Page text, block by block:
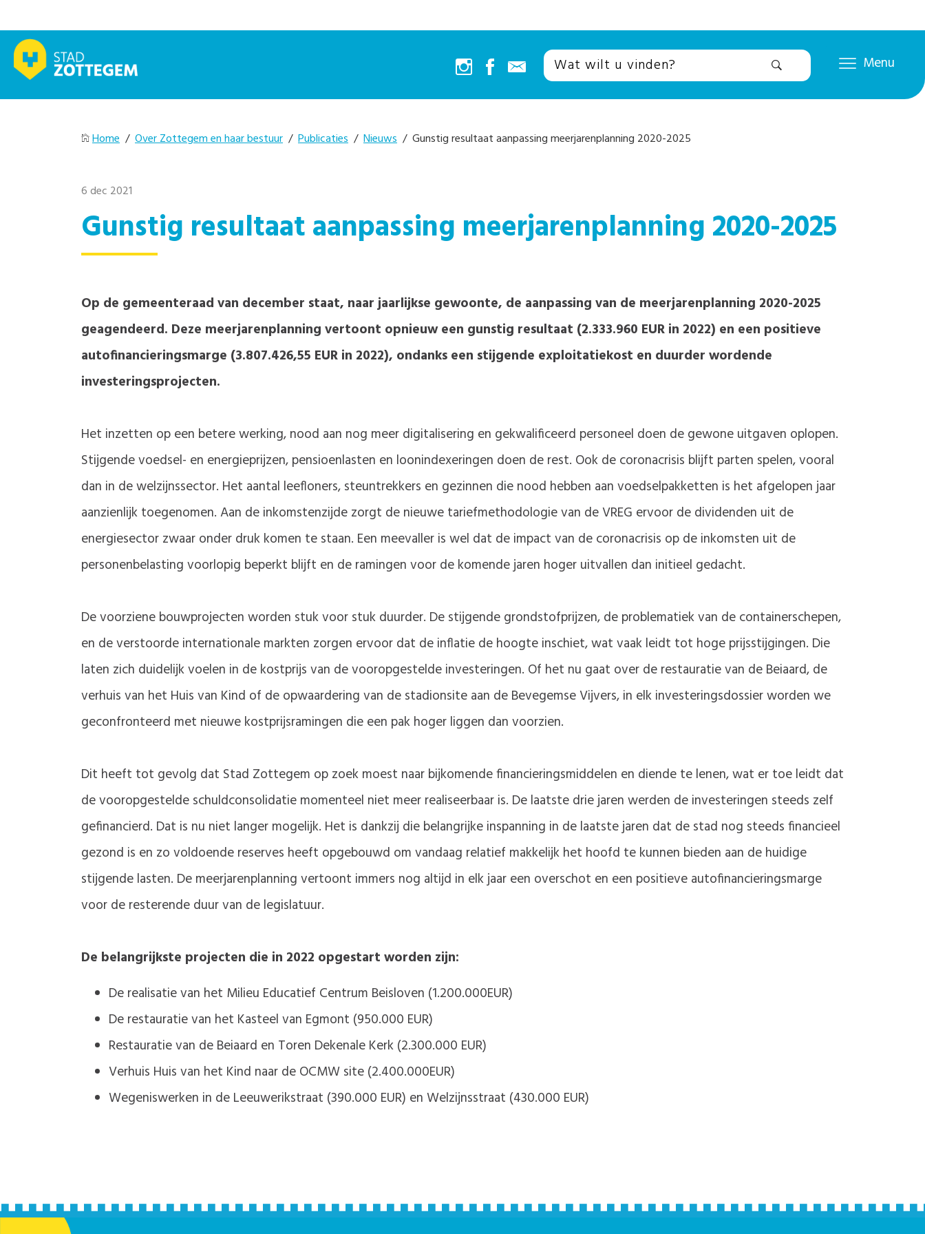
Menu
Home / Over Zottegem en haar bestuur / Publicaties / Nieuws / Gunstig resultaat aanpassing meerjarenplanning 2020-2025
6 dec 2021
Gunstig resultaat aanpassing meerjarenplanning 2020-2025
Op de gemeenteraad van december staat, naar jaarlijkse gewoonte, de aanpassing van de meerjarenplanning 2020-2025
geagendeerd. Deze meerjarenplanning vertoont opnieuw een gunstig resultaat (2.333.960 EUR in 2022) en een positieve
autofinancieringsmarge (3.807.426,55 EUR in 2022), ondanks een stijgende exploitatiekost en duurder wordende
investeringsprojecten.
Het inzetten op een betere werking, nood aan nog meer digitalisering en gekwalificeerd personeel doen de gewone uitgaven oplopen.
Stijgende voedsel- en energieprijzen, pensioenlasten en loonindexeringen doen de rest. Ook de coronacrisis blijft parten spelen, vooral
dan in de welzijnssector. Het aantal leefloners, steuntrekkers en gezinnen die nood hebben aan voedselpakketten is het afgelopen jaar
aanzienlijk toegenomen. Aan de inkomstenzijde zorgt de nieuwe tariefmethodologie van de VREG ervoor de dividenden uit de
energiesector zwaar onder druk komen te staan. Een meevaller is wel dat de impact van de coronacrisis op de inkomsten uit de
personenbelasting voorlopig beperkt blijft en de ramingen voor de komende jaren hoger uitvallen dan initieel gedacht.
De voorziene bouwprojecten worden stuk voor stuk duurder. De stijgende grondstofprijzen, de problematiek van de containerschepen,
en de verstoorde internationale markten zorgen ervoor dat de inflatie de hoogte inschiet, wat vaak leidt tot hoge prijsstijgingen. Die
laten zich duidelijk voelen in de kostprijs van de vooropgestelde investeringen. Of het nu gaat over de restauratie van de Beiaard, de
verhuis van het Huis van Kind of de opwaardering van de stadionsite aan de Bevegemse Vijvers, in elk investeringsdossier worden we
geconfronteerd met nieuwe kostprijsramingen die een pak hoger liggen dan voorzien.
Dit heeft tot gevolg dat Stad Zottegem op zoek moest naar bijkomende financieringsmiddelen en diende te lenen, wat er toe leidt dat
de vooropgestelde schuldconsolidatie momenteel niet meer realiseerbaar is. De laatste drie jaren werden de investeringen steeds zelf
gefinancierd. Dat is nu niet langer mogelijk. Het is dankzij die belangrijke inspanning in de laatste jaren dat de stad nog steeds financieel
gezond is en zo voldoende reserves heeft opgebouwd om vandaag relatief makkelijk het hoofd te kunnen bieden aan de huidige
stijgende lasten. De meerjarenplanning vertoont immers nog altijd in elk jaar een overschot en een positieve autofinancieringsmarge
voor de resterende duur van de legislatuur.
De belangrijkste projecten die in 2022 opgestart worden zijn:
De realisatie van het Milieu Educatief Centrum Beisloven (1.200.000EUR)
De restauratie van het Kasteel van Egmont (950.000 EUR)
Restauratie van de Beiaard en Toren Dekenale Kerk (2.300.000 EUR)
Verhuis Huis van het Kind naar de OCMW site (2.400.000EUR)
Wegeniswerken in de Leeuwerikstraat (390.000 EUR) en Welzijnsstraat (430.000 EUR)